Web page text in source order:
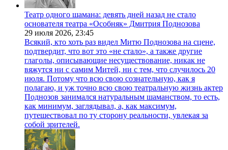
Театр одного шамана: девять дней назад не стало
основателя театра «Особняк» Дмитрия Поднозова
29 июля 2026, 23:45
Всякий, кто хоть раз видел Митю Поднозова на сцене,
подтвердит, что вот это «не стало», а также другие
глаголы, описывающие несуществование, никак не
вяжутся ни с самим Митей, ни с тем, что случилось 20
июля. Потому что всю свою сознательную, как я
полагаю, и уж точно всю свою театральную жизнь актер
Поднозов занимался натуральным шаманством, то есть,
как минимум, заглядывал, а, как максимум,
путешествовал по ту сторону реальности, увлекая за
собой зрителей.